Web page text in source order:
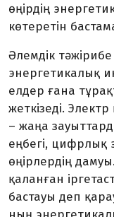
өңір­дің
көтеретін
Әлемдік
энергетикалық
елдер ғана
жет­кізеді.
– жаңа
еңбегі,
өңірлердің
қаланған
бастауы деп